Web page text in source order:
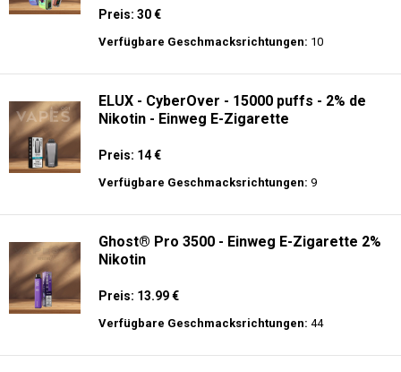
Preis: 30 €
Verfügbare Geschmacksrichtungen: 10
ELUX - CyberOver - 15000 puffs - 2% de
Nikotin - Einweg E-Zigarette
Preis: 14 €
Verfügbare Geschmacksrichtungen: 9
Ghost® Pro 3500 - Einweg E-Zigarette 2%
Nikotin
Preis: 13.99 €
Verfügbare Geschmacksrichtungen: 44